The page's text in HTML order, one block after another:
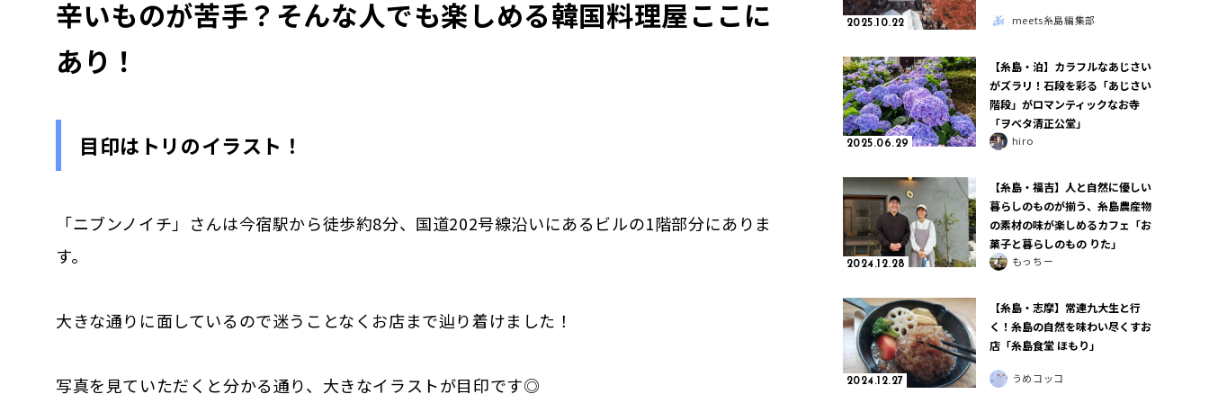
辛いものが苦手？そんな人でも楽しめる韓国料理屋ここに
あり！
目印はトリのイラスト！
「ニブンノイチ」さんは今宿駅から徒歩約8分、国道202号線沿いにあるビルの1階部分にありま
す。
大きな通りに面しているので迷うことなくお店まで辿り着けました！
写真を見ていただくと分かる通り、大きなイラストが目印です◎
2025.10.22 meets糸島編集部
2025.06.29
【糸島・泊】カラフルなあじさい
がズラリ！石段を彩る「あじさい
階段」がロマンティックなお寺
「ヲベタ清正公堂」
hiro
2024.12.28
【糸島・福吉】人と自然に優しい
暮らしのものが揃う、糸島農産物
の素材の味が楽しめるカフェ「お
菓子と暮らしのもの りた」
もっちー
2024.12.27
【糸島・志摩】常連九大生と行
く！糸島の自然を味わい尽くすお
店「糸島食堂 ほもり」
うめコッコ